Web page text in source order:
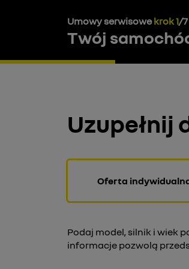
USŁUGI SERWISOWE
Umowy serwisowe krok1/7
Twój
Uzupełnij
Oferta
Podaj model, silnik i wiek
informacje pozwolą